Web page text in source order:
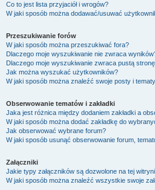
Co to jest lista przyjaciół i wrogów?
W jaki sposób można dodawać/usuwać
Przeszukiwanie forów
W jaki sposób można przeszukiwać fora?
Dlaczego moje wyszukiwanie nie zwraca
Dlaczego moje wyszukiwanie zwraca pustą
Jak można wyszukać użytkowników?
W jaki sposób można znaleźć swoje posty i
Obserwowanie tematów i zakładki
Jaka jest różnica między dodaniem zakładki a
W jaki sposób można dodać zakładkę do
Jak obserwować wybrane forum?
W jaki sposób usunąć obserwowanie forum,
Załączniki
Jakie typy załączników są dozwolone na tej
W jaki sposób można znaleźć wszystkie swoje